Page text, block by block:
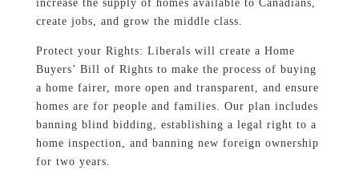
increase the supply of homes available to Canadians,
create jobs, and grow the middle class.
Protect your Rights: Liberals will create a Home
Buyers’ Bill of Rights to make the process of buying
a home fairer, more open and transparent, and ensure
homes are for people and families. Our plan includes
banning blind bidding, establishing a legal right to a
home inspection, and banning new foreign ownership
for two years.